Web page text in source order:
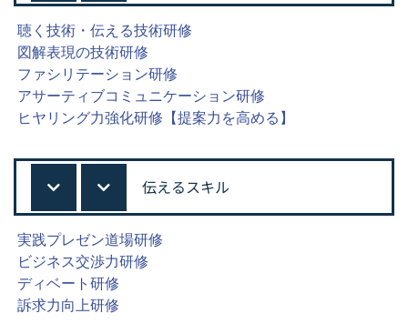
聴く技術・伝える技術研修
図解表現の技術研修
ファシリテーション研修
アサーティブコミュニケーション研修
ヒヤリング力強化研修【提案力を高める】
伝えるスキル
実践プレゼン道場研修
ビジネス交渉力研修
ディベート研修
訴求力向上研修